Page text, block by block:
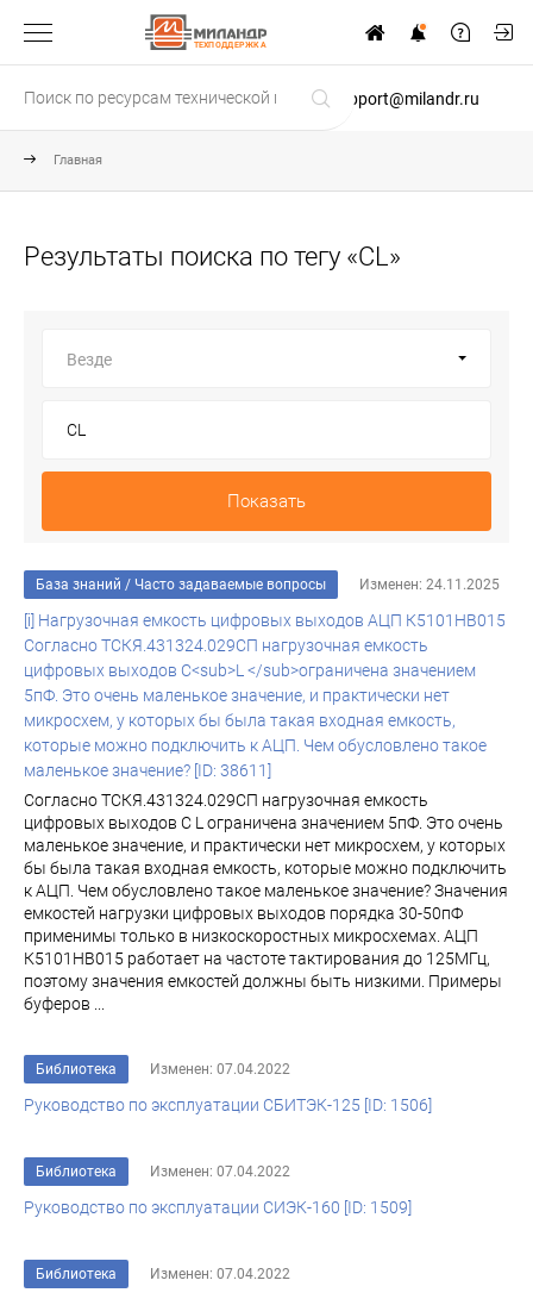
ТЕХПОДДЕРЖКА
support@milandr.ru
Главная
Результаты поиска по тегу «CL»
Везде
Показать
База знаний / Часто задаваемые вопросы Изменен: 24.11.2025
[i] Нагрузочная емкость цифровых выходов АЦП К5101НВ015
Согласно ТСКЯ.431324.029СП нагрузочная емкость
цифровых выходов C<sub>L </sub>ограничена значением
5пФ. Это очень маленькое значение, и практически нет
микросхем, у которых бы была такая входная емкость,
которые можно подключить к АЦП. Чем обусловлено такое
маленькое значение? [ID: 38611]
Согласно ТСКЯ.431324.029СП нагрузочная емкость
цифровых выходов C L ограничена значением 5пФ. Это очень
маленькое значение, и практически нет микросхем, у которых
бы была такая входная емкость, которые можно подключить
к АЦП. Чем обусловлено такое маленькое значение? Значения
емкостей нагрузки цифровых выходов порядка 30-50пФ
применимы только в низкоскоростных микросхемах. АЦП
К5101НВ015 работает на частоте тактирования до 125МГц,
поэтому значения емкостей должны быть низкими. Примеры
буферов ...
Библиотека Изменен: 07.04.2022
Руководство по эксплуатации СБИТЭК-125 [ID: 1506]
Библиотека Изменен: 07.04.2022
Руководство по эксплуатации СИЭК-160 [ID: 1509]
Библиотека Изменен: 07.04.2022